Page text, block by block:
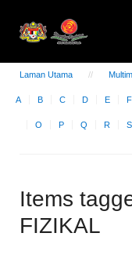
Laman Utama
A B C D E F
O P Q R S
Items
FIZIKAL